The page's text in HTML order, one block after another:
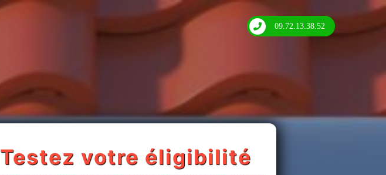
09.72.13.38.52
Testez votre éligibilité